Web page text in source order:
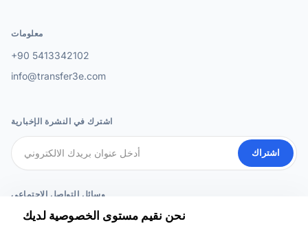
معلومات
+90 5413342102
info@transfer3e.com
اشترك في النشرة الإخبارية
اشتراك
وسائل التواصل الاجتماعي
نحن نقيم مستوى الخصوصية لديك